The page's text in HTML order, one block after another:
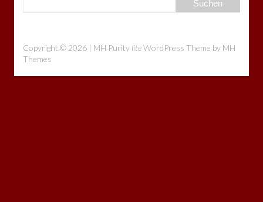
Copyright © 2026 | MH Purity liteWordPress Theme by MH
Themes